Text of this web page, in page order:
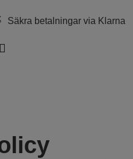
Säkra betalningar via Klarna